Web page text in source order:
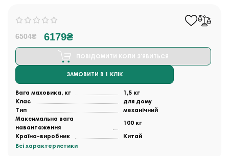
6504₴ 6179₴
ПОВІДОМИТИ КОЛИ З'ЯВИТЬСЯ
ЗАМОВИТИ В 1 КЛІК
Вага маховика, кг
1,5 кг
Клас
для дому
Тип
механічний
Максимальна вага
навантаження
100 кг
Країна-виробник
Китай
Всі характеристики